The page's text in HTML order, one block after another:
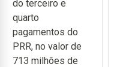
do terceiro e
quarto
pagamentos do
PRR, no valor de
713 milhões de